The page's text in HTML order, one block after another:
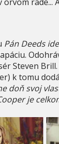
Pán Deeds
Steven
k tomu
doň svoj
je